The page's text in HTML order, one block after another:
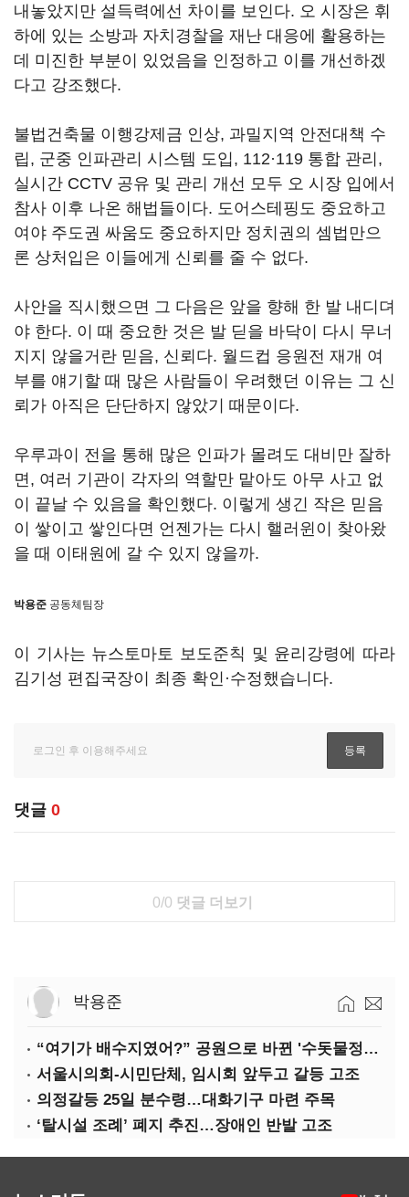
내놓았지만 설득력에선 차이를 보인다. 오 시장은 휘
하에 있는 소방과 자치경찰을 재난 대응에 활용하는
데 미진한 부분이 있었음을 인정하고 이를 개선하겠
다고 강조했다.
불법건축물 이행강제금 인상, 과밀지역 안전대책 수
립, 군중 인파관리 시스템 도입, 112·119 통합 관리,
실시간 CCTV 공유 및 관리 개선 모두 오 시장 입에서
참사 이후 나온 해법들이다. 도어스테핑도 중요하고
여야 주도권 싸움도 중요하지만 정치권의 셈법만으
론 상처입은 이들에게 신뢰를 줄 수 없다.
사안을 직시했으면 그 다음은 앞을 향해 한 발 내디뎌
야 한다. 이 때 중요한 것은 발 딛을 바닥이 다시 무너
지지 않을거란 믿음, 신뢰다. 월드컵 응원전 재개 여
부를 얘기할 때 많은 사람들이 우려했던 이유는 그 신
뢰가 아직은 단단하지 않았기 때문이다.
우루과이 전을 통해 많은 인파가 몰려도 대비만 잘하
면, 여러 기관이 각자의 역할만 맡아도 아무 사고 없
이 끝날 수 있음을 확인했다. 이렇게 생긴 작은 믿음
이 쌓이고 쌓인다면 언젠가는 다시 핼러윈이 찾아왔
을 때 이태원에 갈 수 있지 않을까.
박용준 공동체팀장
이 기사는 뉴스토마토 보도준칙 및 윤리강령에 따라
김기성 편집국장이 최종 확인·수정했습니다.
댓글 0
0/0 댓글 더보기
박용준
“여기가 배수지였어?” 공원으로 바뀐 '수돗물정거장'
서울시의회-시민단체, 임시회 앞두고 갈등 고조
의정갈등 25일 분수령…대화기구 마련 주목
‘탈시설 조례’ 폐지 추진…장애인 반발 고조